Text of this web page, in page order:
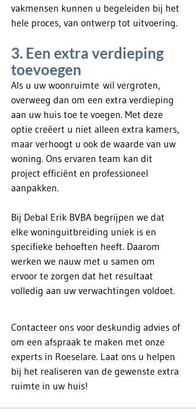
vakmensen kunnen u begeleiden bij het
hele proces, van ontwerp tot uitvoering.
3. Een extra verdieping
toevoegen
Als u uw woonruimte wil vergroten,
overweeg dan om een extra verdieping
aan uw huis toe te voegen. Met deze
optie creëert u niet alleen extra kamers,
maar verhoogt u ook de waarde van uw
woning. Ons ervaren team kan dit
project efficiënt en professioneel
aanpakken.
Bij Debal Erik BVBA begrijpen we dat
elke woninguitbreiding uniek is en
specifieke behoeften heeft. Daarom
werken we nauw met u samen om
ervoor te zorgen dat het resultaat
volledig aan uw verwachtingen voldoet.
Contacteer ons voor deskundig advies of
om een afspraak te maken met onze
experts in Roeselare. Laat ons u helpen
bij het realiseren van de gewenste extra
ruimte in uw huis!